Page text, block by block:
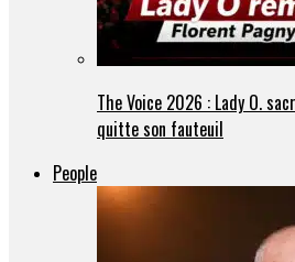
The Voice 2026 : Lady O.
quitte son fauteuil
People